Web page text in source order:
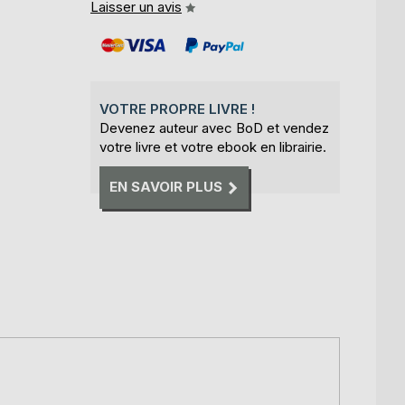
Laisser un avis
VOTRE PROPRE LIVRE !
Devenez auteur avec BoD et vendez
votre livre et votre ebook en librairie.
EN SAVOIR PLUS